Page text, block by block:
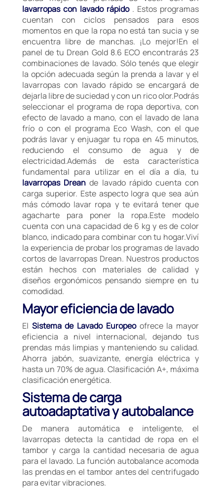
lavarropas con lavado rápido . Estos programas
cuentan con ciclos pensados para esos
momentos en que la ropa no está tan sucia y se
encuentra libre de manchas. ¡Lo mejor!En el
panel de tu Drean Gold 8.6 ECO encontrarás 23
combinaciones de lavado. Sólo tenés que elegir
la opción adecuada según la prenda a lavar y el
lavarropas con lavado rápido se encargará de
dejarla libre de suciedad y con un rico olor.Podrás
seleccionar el programa de ropa deportiva, con
efecto de lavado a mano, con el lavado de lana
frío o con el programa Eco Wash, con el que
podrás lavar y enjuagar tu ropa en 45 minutos,
reduciendo el consumo de agua y de
electricidad.Además de esta característica
fundamental para utilizar en el día a día, tu
lavarropas Dreande lavado rápido cuenta con
carga superior. Este aspecto logra que sea aún
más cómodo lavar ropa y te evitará tener que
agacharte para poner la ropa.Este modelo
cuenta con una capacidad de 6 kg y es de color
blanco, indicado para combinar con tu hogar.Viví
la experiencia de probar los programas de lavado
cortos de lavarropas Drean. Nuestros productos
están hechos con materiales de calidad y
diseños ergonómicos pensando siempre en tu
comodidad.
Mayor eficiencia de lavado
El Sistema de Lavado Europeo ofrece la mayor
eficiencia a nivel internacional, dejando tus
prendas más limpias y manteniendo su calidad.
Ahorra jabón, suavizante, energía eléctrica y
hasta un 70% de agua. Clasificación A+, máxima
clasificación energética.
Sistema de carga
autoadaptativa y autobalance
De manera automática e inteligente, el
lavarropas detecta la cantidad de ropa en el
tambor y carga la cantidad necesaria de agua
para el lavado. La función autobalance acomoda
las prendas en el tambor antes del centrifugado
para evitar vibraciones.